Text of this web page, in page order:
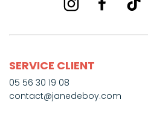
SERVICE CLIENT
05 56 30 19 08
contact@janedeboy.com